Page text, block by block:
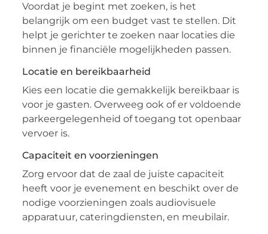
Voordat je begint met zoeken, is het
belangrijk om een budget vast te stellen. Dit
helpt je gerichter te zoeken naar locaties die
binnen je financiële mogelijkheden passen.
Locatie en bereikbaarheid
Kies een locatie die gemakkelijk bereikbaar is
voor je gasten. Overweeg ook of er voldoende
parkeergelegenheid of toegang tot openbaar
vervoer is.
Capaciteit en voorzieningen
Zorg ervoor dat de zaal de juiste capaciteit
heeft voor je evenement en beschikt over de
nodige voorzieningen zoals audiovisuele
apparatuur, cateringdiensten, en meubilair.